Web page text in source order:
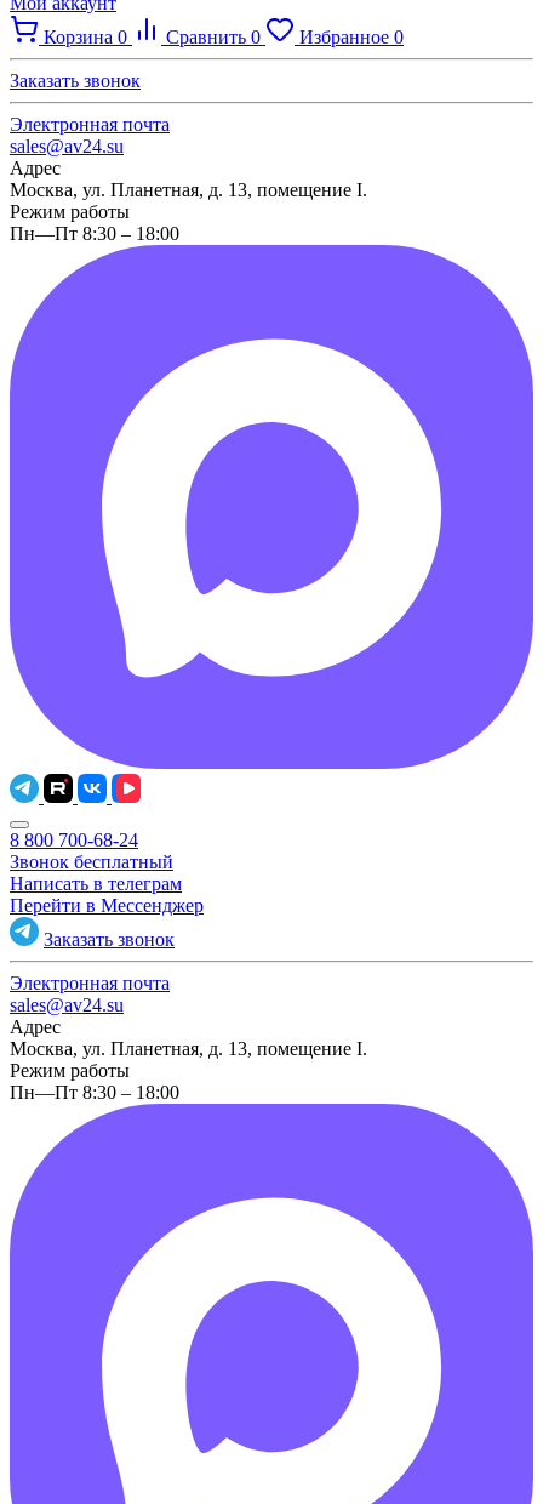
Корзина 0 Сравнить 0 Избранное 0
Заказать звонок
Электронная почта
sales@av24.su
Адрес
Москва, ул. Планетная, д. 13, помещение I.
Режим работы
Пн—Пт 8:30 – 18:00
8 800 700-68-24
Звонок бесплатный
Написать в телеграм
Перейти в Мессенджер
Заказать звонок
Электронная почта
sales@av24.su
Адрес
Москва, ул. Планетная, д. 13, помещение I.
Режим работы
Пн—Пт 8:30 – 18:00